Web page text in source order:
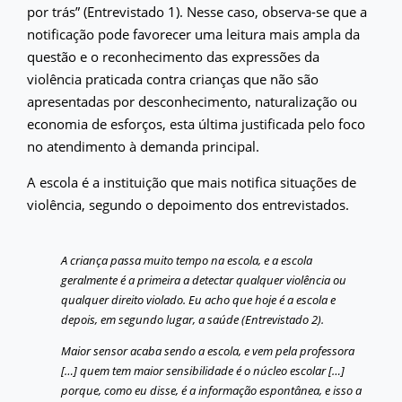
por trás” (Entrevistado 1). Nesse caso, observa-se que a
notificação pode favorecer uma leitura mais ampla da
questão e o reconhecimento das expressões da
violência praticada contra crianças que não são
apresentadas por desconhecimento, naturalização ou
economia de esforços, esta última justificada pelo foco
no atendimento à demanda principal.
A escola é a instituição que mais notifica situações de
violência, segundo o depoimento dos entrevistados.
A criança passa muito tempo na escola, e a escola
geralmente é a primeira a detectar qualquer violência ou
qualquer direito violado. Eu acho que hoje é a escola e
depois, em segundo lugar, a saúde (Entrevistado 2).
Maior sensor acaba sendo a escola, e vem pela professora
[…] quem tem maior sensibilidade é o núcleo escolar […]
porque, como eu disse, é a informação espontânea, e isso a